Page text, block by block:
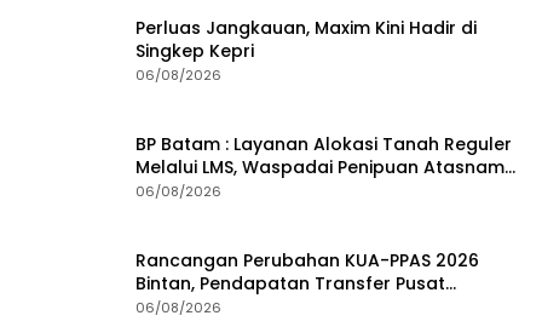
Perluas Jangkauan, Maxim Kini Hadir di
Singkep Kepri
06/08/2026
BP Batam : Layanan Alokasi Tanah Reguler
Melalui LMS, Waspadai Penipuan Atasnama
Institusi
06/08/2026
Rancangan Perubahan KUA-PPAS 2026
Bintan, Pendapatan Transfer Pusat
Diproyeksi Naik Rp1,41 Miliar
06/08/2026